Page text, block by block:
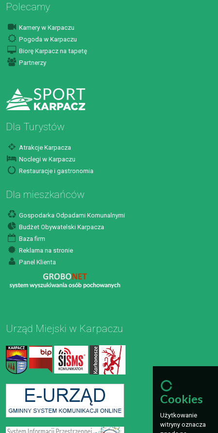
Polecamy
Kamery w Karpaczu
Pogoda w Karpaczu
Biorę Karpacz na tapetę
Partnerzy
Dla Turystów
Atrakcje Karpacza
Noclegi w Karpaczu
Restauracje i gastronomia
Dla mieszkańców
Gospodarka Odpadami Komunalnymi
Budżet Obywatelski Karpacza
Baza firm
Reklama na stronie
Panel Klienta
Urząd Miejski w Karpaczu
Cookies
Użytkowanie
witryny oznacza